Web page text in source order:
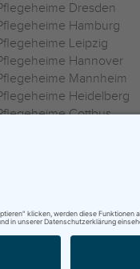
Dresden
Hamburg
Leipzig
Hannover
Mannheim
Heidelberg
Cottbus